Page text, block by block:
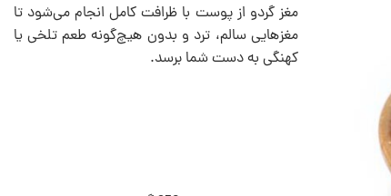
مغز گردو از پوست با ظرافت کامل انجام می‌شود تا
مغزهایی سالم، ترد و بدون هیچ‌گونه طعم تلخی یا
کهنگی به دست شما برسد.